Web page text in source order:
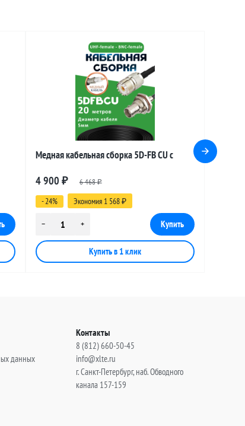
Медная кабельная сборка 5D-FB CU с
метров
4 900 ₽ 6 468₽
- 24% Экономия 1 568 ₽
данных
Контакты
8 (812) 660-50-45
info@xlte.ru
г. Санкт-Петербург, наб. Обводного
канала 157-159